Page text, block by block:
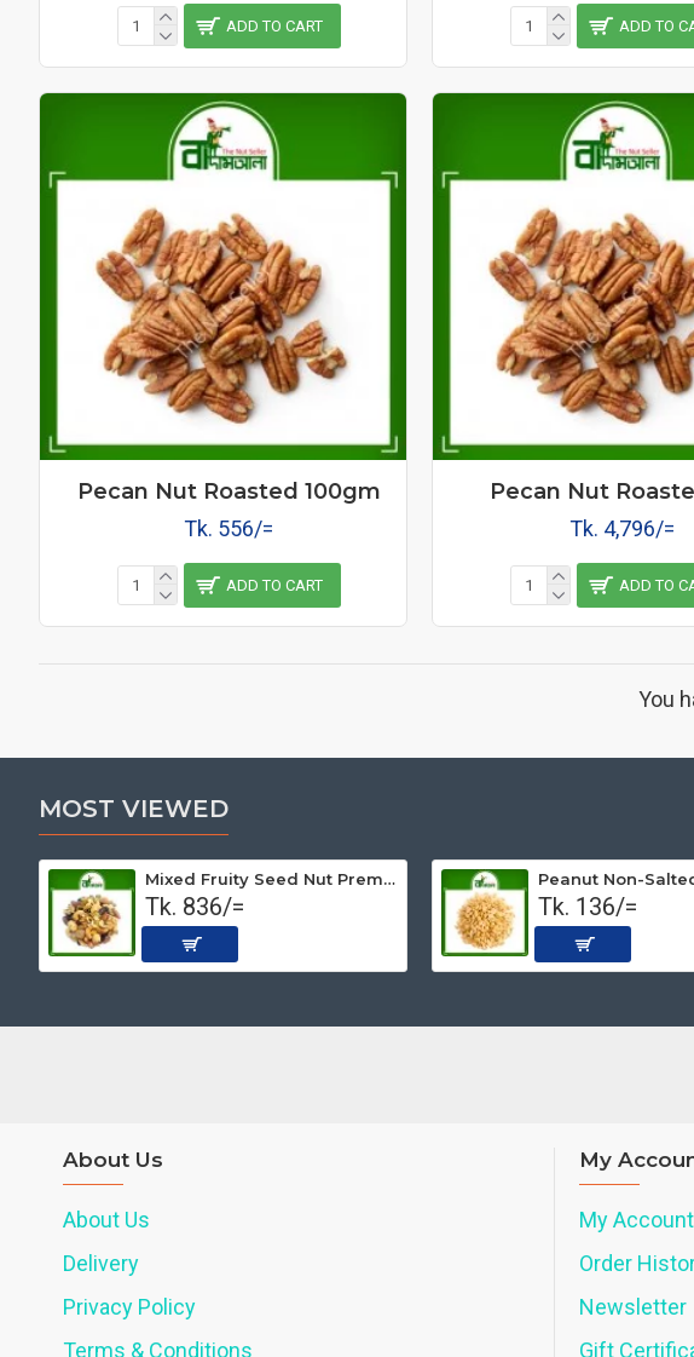
ADD TO CART ADD TO
Pecan Nut Roasted 100gm
Tk. 556/=
ADD TO CART
Pecan Nut
Tk. 4,796/=
ADD TO
You
MOST VIEWED
Mixed Fruity Seed Nut Premium (Roasted) 500 gm
Tk. 836/= Tk. 136/=
About Us
About Us
Delivery
Privacy Policy
Terms & Conditions
My
My Account
Order
Newsletter
Gift